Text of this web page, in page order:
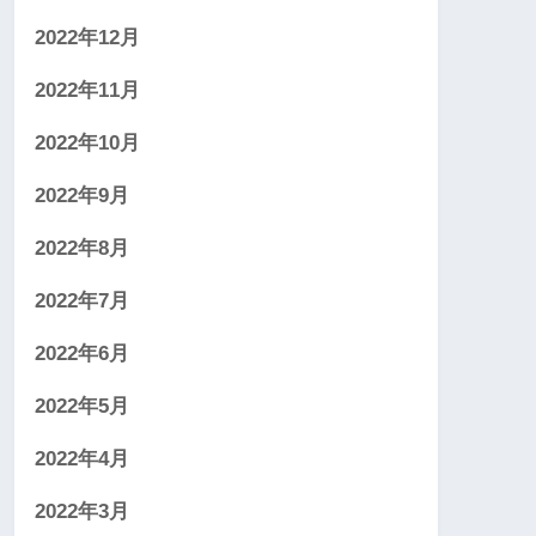
2022年12月
2022年11月
2022年10月
2022年9月
2022年8月
2022年7月
2022年6月
2022年5月
2022年4月
2022年3月